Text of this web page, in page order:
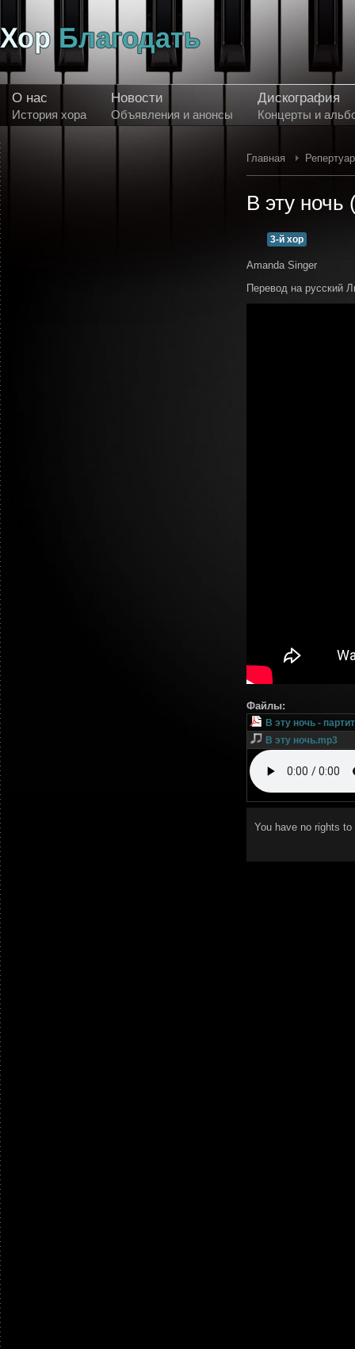
О нас
История хора
Новости
Объявления и анонсы
Дискография
Концерты и
Главная Репертуар
В эту ночь
3-й хор
Amanda Singer
Перевод на русский
Файлы:
В эту ночь -
В эту ночь.mp3
You have no rights